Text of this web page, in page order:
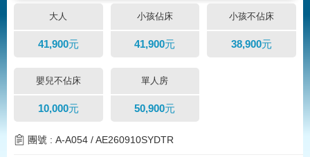
大人 小孩佔床 小孩不佔床
41,900元 41,900元 38,900元
嬰兒不佔床 單人房
10,000元 50,900元
團號 : A-A054 / AE260910SYDTR